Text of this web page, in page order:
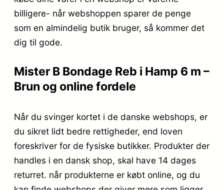
billigere- når webshoppen sparer de penge
som en almindelig butik bruger, så kommer det
dig til gode.
Mister B Bondage Reb i Hamp 6 m –
Brun og online fordele
Når du svinger kortet i de danske webshops, er
du sikret lidt bedre rettigheder, end loven
foreskriver for de fysiske butikker. Produkter der
handles i en dansk shop, skal have 14 dages
returret. når produkterne er købt online, og du